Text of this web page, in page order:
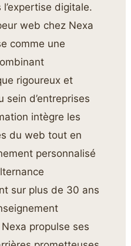
digitale.
web chez Nexa
comme une
rigoureux et
sein d’entreprises
intègre les
du web tout en
personnalisé
sur plus de 30 ans
propulse ses